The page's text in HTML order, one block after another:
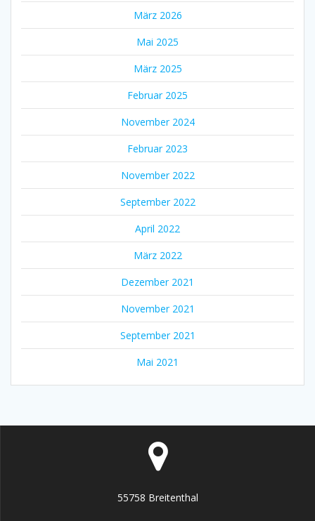
März 2026
Mai 2025
März 2025
Februar 2025
November 2024
Februar 2023
November 2022
September 2022
April 2022
März 2022
Dezember 2021
November 2021
September 2021
Mai 2021
55758 Breitenthal